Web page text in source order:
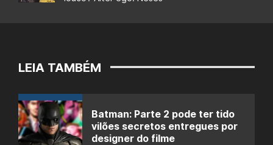
LEIA TAMBÉM
Batman: Parte 2 pode ter tido
vilões secretos entregues por
designer do filme